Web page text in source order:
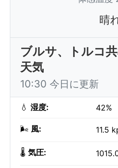
晴
ブルサ、トルコ
天気
10:30 今日に更新
💧 湿度: 42%
🌬️ 風: 11.5
🌡️ 気圧: